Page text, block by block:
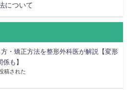
について
・矯正方法を整形外科医が解説【変形
も】
稿された